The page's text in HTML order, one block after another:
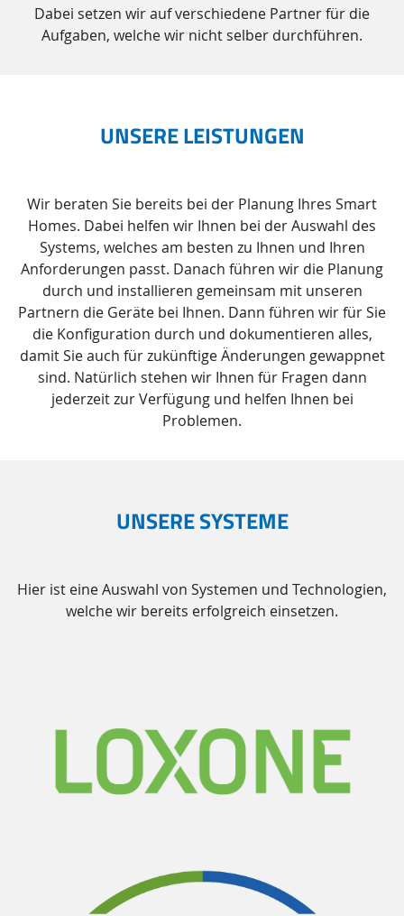
Dabei setzen wir auf verschiedene Partner für die
Aufgaben, welche wir nicht selber durchführen.
UNSERE LEISTUNGEN
Wir beraten Sie bereits bei der Planung Ihres Smart
Homes. Dabei helfen wir Ihnen bei der Auswahl des
Systems, welches am besten zu Ihnen und Ihren
Anforderungen passt. Danach führen wir die Planung
durch und installieren gemeinsam mit unseren
Partnern die Geräte bei Ihnen. Dann führen wir für Sie
die Konfiguration durch und dokumentieren alles,
damit Sie auch für zukünftige Änderungen gewappnet
sind. Natürlich stehen wir Ihnen für Fragen dann
jederzeit zur Verfügung und helfen Ihnen bei
Problemen.
UNSERE SYSTEME
Hier ist eine Auswahl von Systemen und Technologien,
welche wir bereits erfolgreich einsetzen.